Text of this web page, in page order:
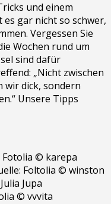
und einem
es gar nicht so schwer,
Vergessen Sie
Wochen rund um
sind dafür
„Nicht zwischen
wir dick, sondern
Unsere Tipps
Fotolia © karepa
Foltolia © winston
Jupa
© vvvita